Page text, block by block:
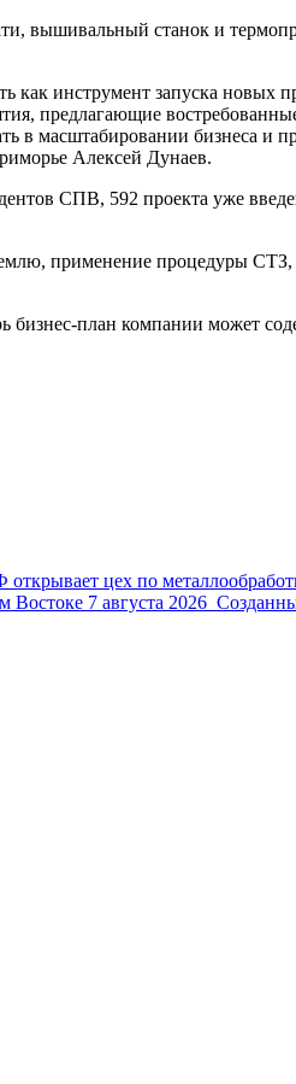
вышивальный станок и
как инструмент запуска
предлагающие
в масштабировании бизнеса
Алексей Дунаев.
СПВ, 592 проекта уже
применение процедуры СТЗ,
бизнес-план компании может
цех по
Востоке 7 августа 2026